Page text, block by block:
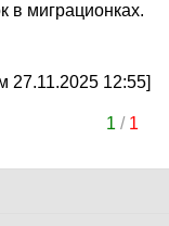
в миграционках.
27.11.2025 12:55]
1 / 1